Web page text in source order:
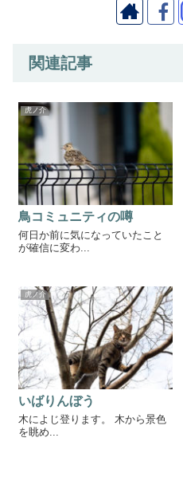
関連記事
虎ノ介
鳥コミュニティの噂
何日か前に気になっていたこと
が確信に変わ...
虎ノ介
いばりんぼう
木によじ登ります。 木から景色
を眺め...